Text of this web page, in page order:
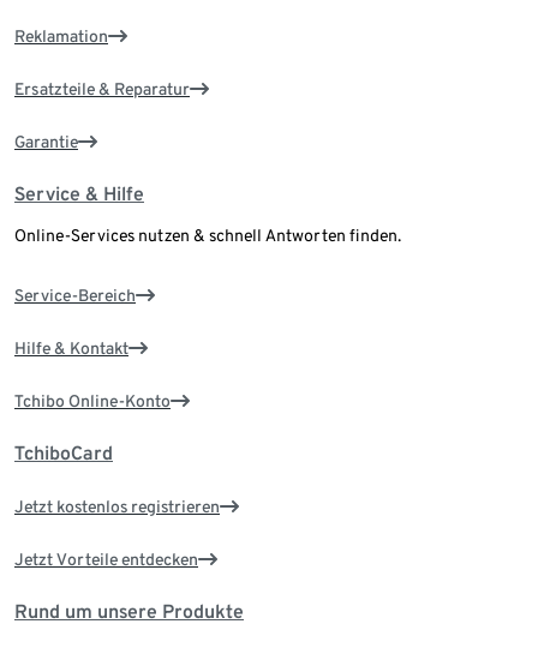
Reklamation
Ersatzteile & Reparatur
Garantie
Service & Hilfe
Online-Services nutzen & schnell Antworten finden.
Service-Bereich
Hilfe & Kontakt
Tchibo Online-Konto
TchiboCard
Jetzt kostenlos registrieren
Jetzt Vorteile entdecken
Rund um unsere Produkte